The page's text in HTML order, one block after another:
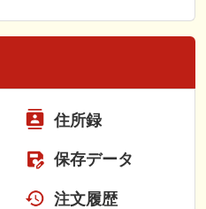
住所録
保存データ
注文履歴